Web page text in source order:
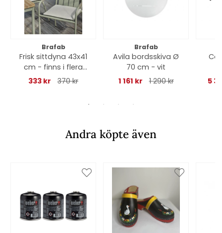
Brafab
Frisk sittdyna 43x41
cm - finns i flera
färger
333 kr 370 kr
Brafab
Avila bordsskiva Ø
70 cm - vit
1 161 kr
1 290 kr 5
Andra köpte även